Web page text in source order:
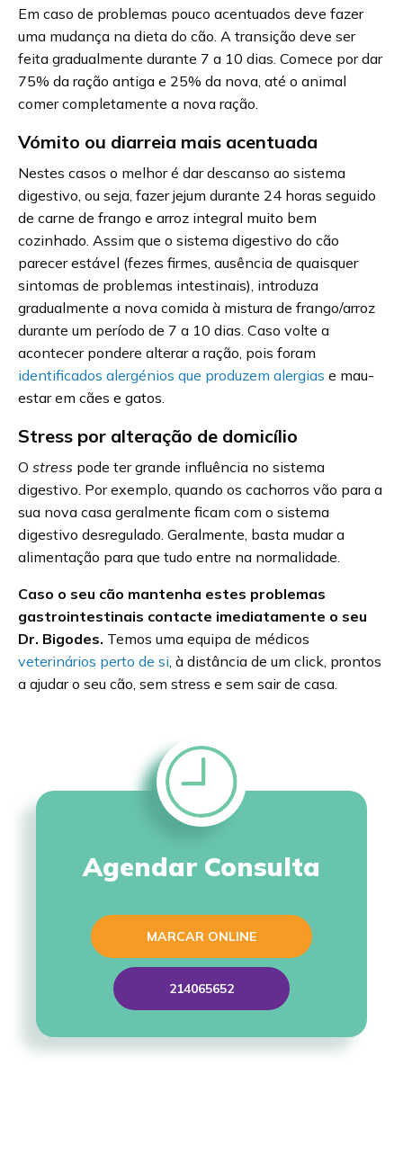
Em caso de problemas pouco acentuados deve fazer
uma mudança na dieta do cão. A transição deve ser
feita gradualmente durante 7 a 10 dias. Comece por dar
75% da ração antiga e 25% da nova, até o animal
comer completamente a nova ração.
Vómito ou diarreia mais acentuada
Nestes casos o melhor é dar descanso ao sistema
digestivo, ou seja, fazer jejum durante 24 horas seguido
de carne de frango e arroz integral muito bem
cozinhado. Assim que o sistema digestivo do cão
parecer estável (fezes firmes, ausência de quaisquer
sintomas de problemas intestinais), introduza
gradualmente a nova comida à mistura de frango/arroz
durante um período de 7 a 10 dias. Caso volte a
acontecer pondere alterar a ração, pois foram
identificados alergénios que produzem alergias e mau-
estar em cães e gatos.
Stress por alteração de domicílio
O stress pode ter grande influência no sistema
digestivo. Por exemplo, quando os cachorros vão para a
sua nova casa geralmente ficam com o sistema
digestivo desregulado. Geralmente, basta mudar a
alimentação para que tudo entre na normalidade.
Caso o seu cão mantenha estes problemas
gastrointestinais contacte imediatamente o seu
Dr. Bigodes. Temos uma equipa de médicos
veterinários perto de si, à distância de um click, prontos
a ajudar o seu cão, sem stress e sem sair de casa.
Agendar Consulta
MARCAR ONLINE
214065652